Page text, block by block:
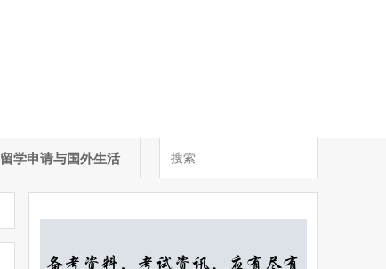
留学申请与国外生活